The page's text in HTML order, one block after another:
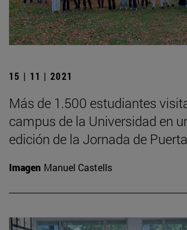
15 | 11 | 2021
Más de 1.500 estudiantes
campus de la Universidad en
edición de la Jornada de
Imagen Manuel Castells